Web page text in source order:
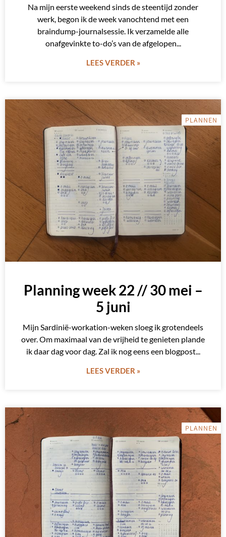
Na mijn eerste weekend sinds de steentijd zonder
werk, begon ik de week vanochtend met een
braindump-journalsessie. Ik verzamelde alle
onafgevinkte to-do’s van de afgelopen
LEES VERDER »
PLANNEN
Planning week 22 // 30 mei –
5 juni
Mijn Sardinië-workation-weken sloeg ik grotendeels
over. Om maximaal van de vrijheid te genieten plande
ik daar dag voor dag. Zal ik nog eens een blogpost
LEES VERDER »
PLANNEN